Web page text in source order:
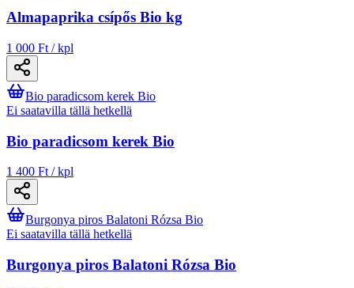
Almapaprika csípős Bio kg
1 000 Ft / kpl
Bio paradicsom kerek Bio
Ei saatavilla tällä hetkellä
Bio paradicsom kerek Bio
1 400 Ft / kpl
Burgonya piros Balatoni Rózsa Bio
Ei saatavilla tällä hetkellä
Burgonya piros Balatoni Rózsa Bio